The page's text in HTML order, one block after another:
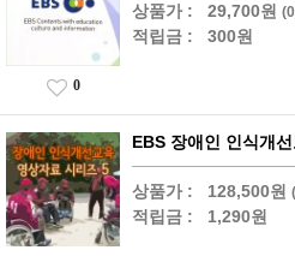
상품가 : 29,700원
적립금 : 300원
0
EBS 장애인 인식개
상품가 : 128,500원
적립금 : 1,290원